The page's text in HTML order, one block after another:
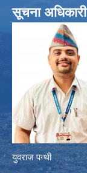
सूचना अधिकारी
युवराज पन्थी